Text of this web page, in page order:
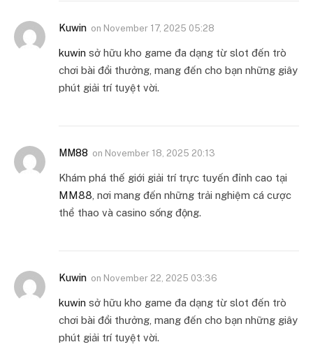
Kuwin on November 17, 2025 05:28
kuwin sở hữu kho game đa dạng từ slot đến trò
chơi bài đổi thưởng, mang đến cho bạn những giây
phút giải trí tuyệt vời.
MM88 on November 18, 2025 20:13
Khám phá thế giới giải trí trực tuyến đỉnh cao tại
MM88 , nơi mang đến những trải nghiệm cá cược
thể thao và casino sống động.
Kuwin on November 22, 2025 03:36
kuwin sở hữu kho game đa dạng từ slot đến trò
chơi bài đổi thưởng, mang đến cho bạn những giây
phút giải trí tuyệt vời.